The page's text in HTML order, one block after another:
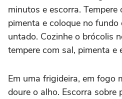
minutos e escorra. Tempere
pimenta e coloque no
untado. Cozinhe o brócolis
tempere com sal, pimenta e
Em uma frigideira, em fogo
doure o alho. Escorra sobre